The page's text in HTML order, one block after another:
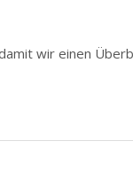
wir einen